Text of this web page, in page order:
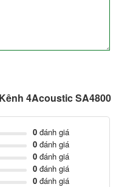
4Acoustic SA4800
0đánh giá
0đánh giá
0đánh giá
0đánh giá
0đánh giá